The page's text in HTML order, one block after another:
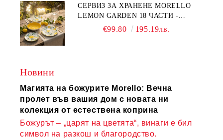
СЕРВИЗ ЗА ХРАНЕНЕ MORELLO
LEMON GARDEN 18 ЧАСТИ -
ПОРЦЕЛАН€99.80 195.19лв.
Новини
Магията на божурите Morello: Вечна
пролет във вашия дом с новата ни
колекция от естествена коприна
Божурът – „царят на цветята“, винаги е бил
символ на разкош и благородство.